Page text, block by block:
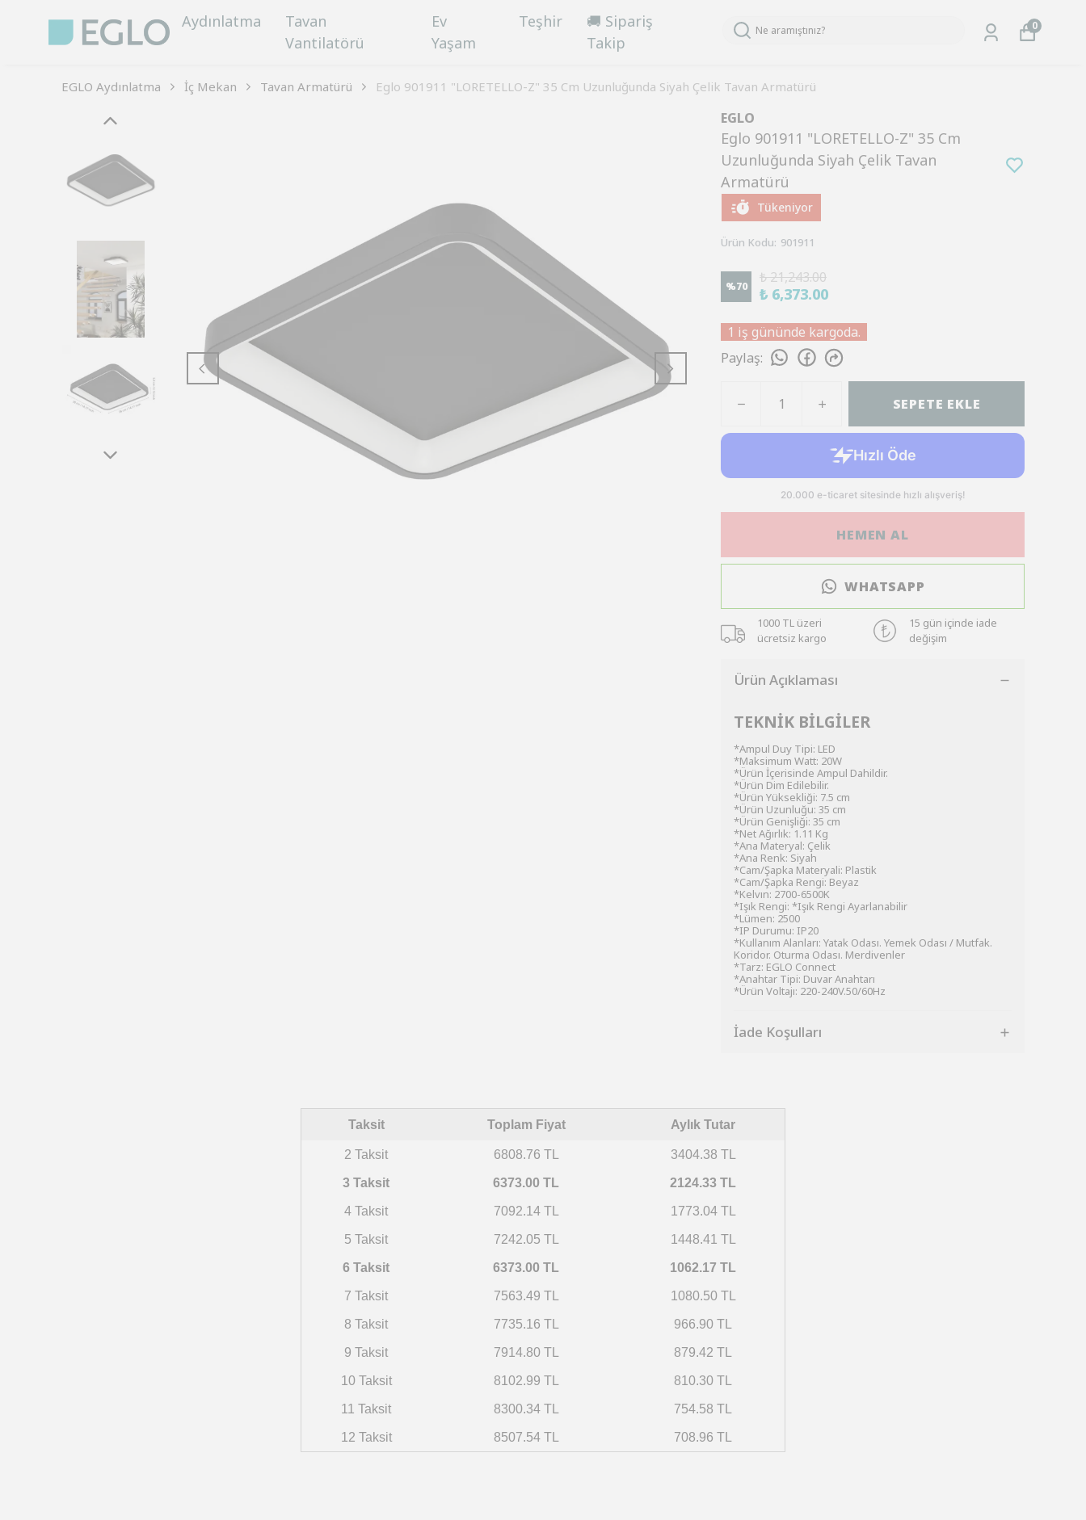
Aydınlatma
Tavan
Vantilatörü
Ev
Yaşam
Teşhir
🚚 Sipariş
Takip
0
EGLO Aydınlatma İç Mekan Tavan Armatürü Eglo 901911 "LORETELLO-Z" 35 Cm Uzunluğunda Siyah Çelik Tavan Armatürü
EGLO
Eglo 901911 "LORETELLO-Z" 35 Cm
Uzunluğunda Siyah Çelik Tavan
Armatürü
Tükeniyor
Ürün Kodu: 901911
%70
₺ 21,243.00
₺ 6,373.00
1 iş gününde kargoda.
Paylaş:
SEPETE EKLE
HEMEN AL
WHATSAPP
1000 TL üzeri
ücretsiz kargo
15 gün içinde iade
değişim
Ürün Açıklaması
TEKNİK BİLGİLER
*Ampul Duy Tipi: LED
*Maksimum Watt: 20W
*Ürün İçerisinde Ampul Dahildir.
*Ürün Dim Edilebilir.
*Ürün Yüksekliği: 7.5 cm
*Ürün Uzunluğu: 35 cm
*Ürün Genişliği: 35 cm
*Net Ağırlık: 1.11 Kg
*Ana Materyal: Çelik
*Ana Renk: Siyah
*Cam/Şapka Materyali: Plastik
*Cam/Şapka Rengi: Beyaz
*Kelvın: 2700-6500K
*Işık Rengi: *Işık Rengi Ayarlanabilir
*Lümen: 2500
*IP Durumu: IP20
*Kullanım Alanları: Yatak Odası. Yemek Odası / Mutfak.
Koridor. Oturma Odası. Merdivenler
*Tarz: EGLO Connect
*Anahtar Tipi: Duvar Anahtarı
*Ürün Voltajı: 220-240V.50/60Hz
İade Koşulları
Taksit Toplam Fiyat Aylık Tutar
2 Taksit 6808.76 TL 3404.38 TL
3 Taksit 6373.00 TL 2124.33 TL
4 Taksit 7092.14 TL 1773.04 TL
5 Taksit 7242.05 TL 1448.41 TL
6 Taksit 6373.00 TL 1062.17 TL
7 Taksit 7563.49 TL 1080.50 TL
8 Taksit 7735.16 TL 966.90 TL
9 Taksit 7914.80 TL 879.42 TL
10 Taksit 8102.99 TL 810.30 TL
11 Taksit 8300.34 TL 754.58 TL
12 Taksit 8507.54 TL 708.96 TL